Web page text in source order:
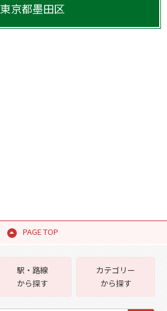
東京都墨田区
PAGE TOP
駅・路線
から探す
カテゴリー
から探す